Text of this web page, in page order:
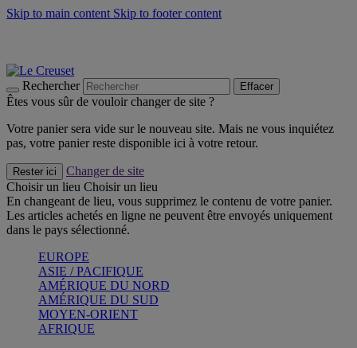
Skip to main content Skip to footer content
Rechercher Effacer
Êtes vous sûr de vouloir changer de site ?
Votre panier sera vide sur le nouveau site. Mais ne vous inquiétez
pas, votre panier reste disponible ici à votre retour.
Rester ici
Changer de site
Choisir un lieu Choisir un lieu
En changeant de lieu, vous supprimez le contenu de votre panier.
Les articles achetés en ligne ne peuvent être envoyés uniquement
dans le pays sélectionné.
EUROPE
ASIE / PACIFIQUE
AMÉRIQUE DU NORD
AMÉRIQUE DU SUD
MOYEN-ORIENT
AFRIQUE